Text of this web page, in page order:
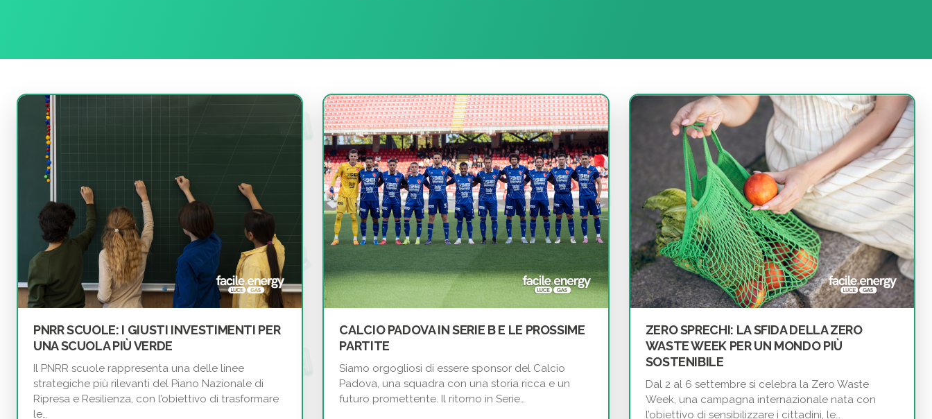
PNRR SCUOLE: I GIUSTI INVESTIMENTI PER
UNA SCUOLA PIÙ VERDE
Il PNRR scuole rappresenta una delle linee
strategiche più rilevanti del Piano Nazionale di
Ripresa e Resilienza, con l’obiettivo di trasformare
le…
CALCIO PADOVA IN SERIE B E LE PROSSIME
PARTITE
Siamo orgogliosi di essere sponsor del Calcio
Padova, una squadra con una storia ricca e un
futuro promettente. Il ritorno in Serie…
ZERO SPRECHI: LA SFIDA DELLA ZERO
WASTE WEEK PER UN MONDO PIÙ
SOSTENIBILE
Dal 2 al 6 settembre si celebra la Zero Waste
Week, una campagna internazionale nata con
l’obiettivo di sensibilizzare i cittadini, le…